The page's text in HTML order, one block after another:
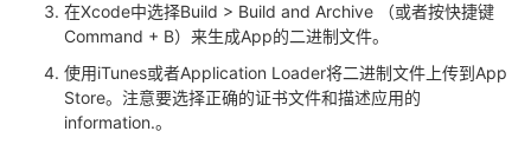
在Xcode中选择Build > Build and Archive （或者按快捷键
Command + B）来生成App的二进制文件。
使用iTunes或者Application Loader将二进制文件上传到App
Store。注意要选择正确的证书文件和描述应用的
information.。